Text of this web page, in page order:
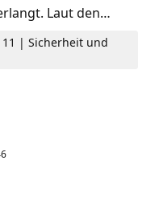
Laut den…
| Sicherheit und